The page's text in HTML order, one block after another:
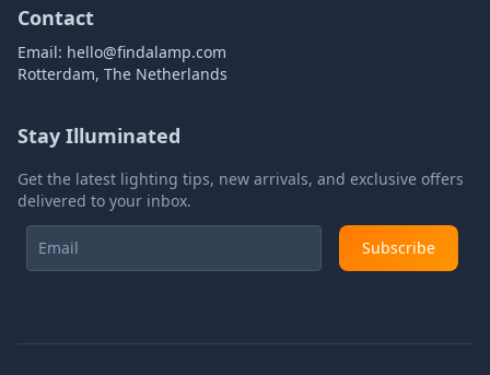
Contact
Email: hello@findalamp.com
Rotterdam, The Netherlands
Stay Illuminated
Get the latest lighting tips, new arrivals, and exclusive offers
delivered to your inbox.
Subscribe